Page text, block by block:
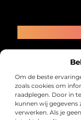
Om de beste
zoals cookies om
raadplegen. Door in
kunnen wij gegevens
verwerken. Als je